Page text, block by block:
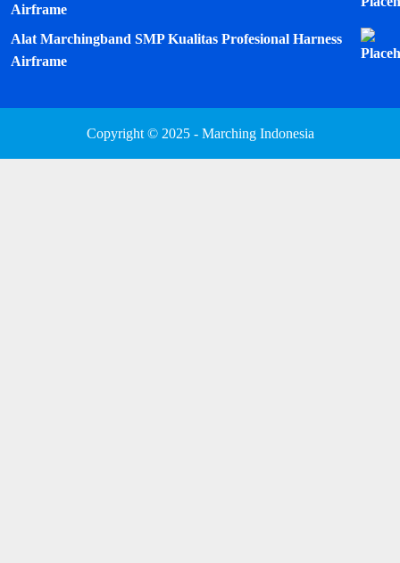
Airframe
Alat Marchingband SMP Kualitas Profesional Harness
Airframe
Copyright © 2025 - Marching Indonesia